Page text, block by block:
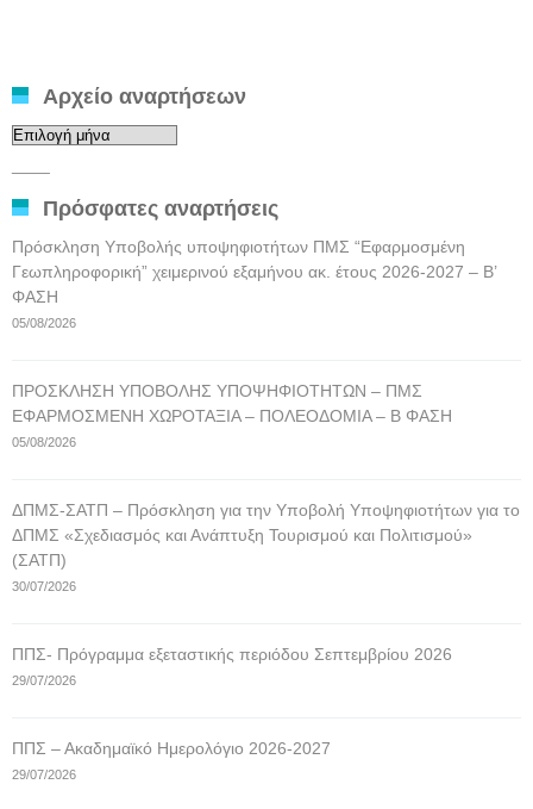
Αρχείο αναρτήσεων
Αρχείο
Πρόσφατες αναρτήσεις
Πρόσκληση Υποβολής υποψηφιοτήτων ΠΜΣ “Εφαρμοσμένη
Γεωπληροφορική” χειμερινού εξαμήνου ακ. έτους 2026-2027 – Β’
ΦΑΣΗ
05/08/2026
ΠΡΟΣΚΛΗΣΗ ΥΠΟΒΟΛΗΣ ΥΠΟΨΗΦΙΟΤΗΤΩΝ – ΠΜΣ
ΕΦΑΡΜΟΣΜΕΝΗ ΧΩΡΟΤΑΞΙΑ – ΠΟΛΕΟΔΟΜΙΑ – Β ΦΑΣΗ
05/08/2026
ΔΠΜΣ-ΣΑΤΠ – Πρόσκληση για την Υποβολή Υποψηφιοτήτων για το
ΔΠΜΣ «Σχεδιασμός και Ανάπτυξη Τουρισμού και Πολιτισμού»
(ΣΑΤΠ)
30/07/2026
ΠΠΣ- Πρόγραμμα εξεταστικής περιόδου Σεπτεμβρίου 2026
29/07/2026
ΠΠΣ – Ακαδημαϊκό Ημερολόγιο 2026-2027
29/07/2026